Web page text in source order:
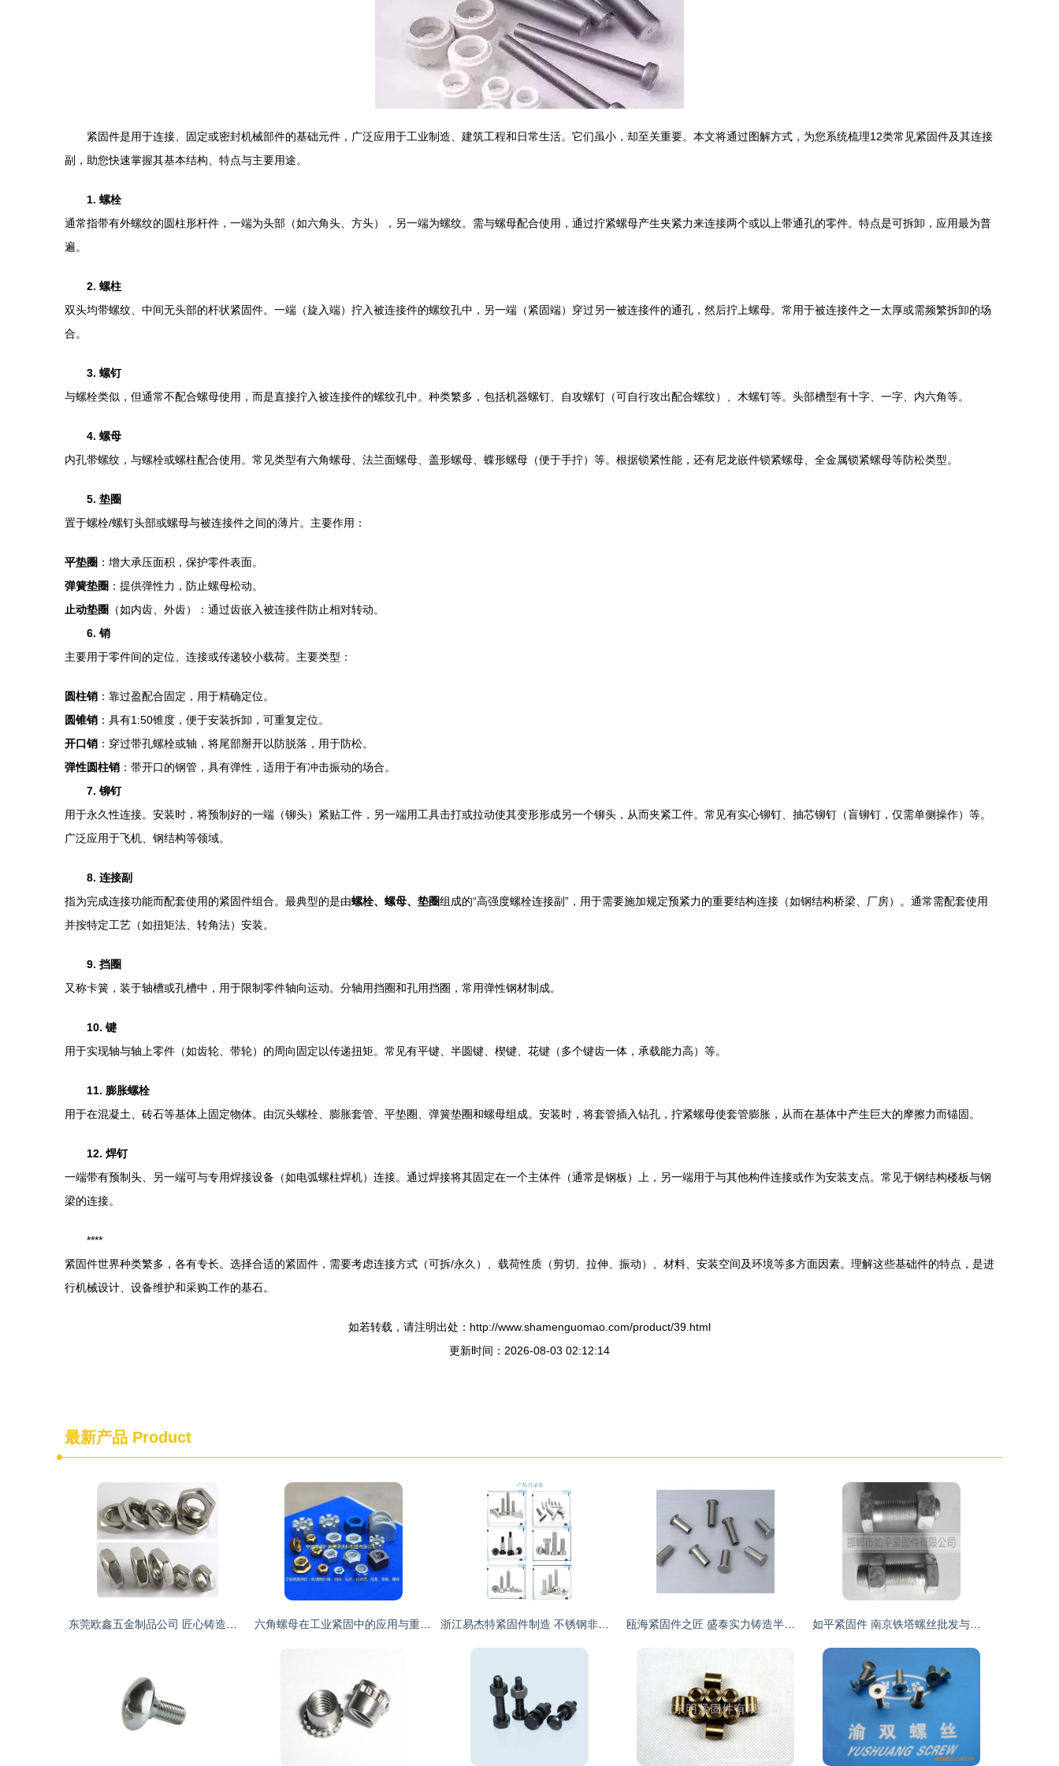
紧固件是用于连接、固定或密封机械部件的基础元件，广泛应用于工业制造、建筑工程和日常生活。它们虽小，却至关重要。本文将通过图解方式，为您系统梳理12类常见紧固件及其连接
副，助您快速掌握其基本结构、特点与主要用途。
1. 螺栓
通常指带有外螺纹的圆柱形杆件，一端为头部（如六角头、方头），另一端为螺纹。需与螺母配合使用，通过拧紧螺母产生夹紧力来连接两个或以上带通孔的零件。特点是可拆卸，应用最为普
遍。
2. 螺柱
双头均带螺纹、中间无头部的杆状紧固件。一端（旋入端）拧入被连接件的螺纹孔中，另一端（紧固端）穿过另一被连接件的通孔，然后拧上螺母。常用于被连接件之一太厚或需频繁拆卸的场
合。
3. 螺钉
与螺栓类似，但通常不配合螺母使用，而是直接拧入被连接件的螺纹孔中。种类繁多，包括机器螺钉、自攻螺钉（可自行攻出配合螺纹）、木螺钉等。头部槽型有十字、一字、内六角等。
4. 螺母
内孔带螺纹，与螺栓或螺柱配合使用。常见类型有六角螺母、法兰面螺母、盖形螺母、蝶形螺母（便于手拧）等。根据锁紧性能，还有尼龙嵌件锁紧螺母、全金属锁紧螺母等防松类型。
5. 垫圈
置于螺栓/螺钉头部或螺母与被连接件之间的薄片。主要作用：
平垫圈 ：增大承压面积，保护零件表面。
弹簧垫圈 ：提供弹性力，防止螺母松动。
止动垫圈
（如内齿、外齿）：通过齿嵌入被连接件防止相对转动。
6. 销
主要用于零件间的定位、连接或传递较小载荷。主要类型：
圆柱销 ：靠过盈配合固定，用于精确定位。
圆锥销 ：具有1:50锥度，便于安装拆卸，可重复定位。
开口销 ：穿过带孔螺栓或轴，将尾部掰开以防脱落，用于防松。
弹性圆柱销 ：带开口的钢管，具有弹性，适用于有冲击振动的场合。
7. 铆钉
用于永久性连接。安装时，将预制好的一端（铆头）紧贴工件，另一端用工具击打或拉动使其变形形成另一个铆头，从而夹紧工件。常见有实心铆钉、抽芯铆钉（盲铆钉，仅需单侧操作）等。
广泛应用于飞机、钢结构等领域。
8. 连接副
指为完成连接功能而配套使用的紧固件组合。最典型的是由螺栓、螺母、垫圈组成的“高强度螺栓连接副”，用于需要施加规定预紧力的重要结构连接（如钢结构桥梁、厂房）。通常需配套使用
并按特定工艺（如扭矩法、转角法）安装。
9. 挡圈
又称卡簧，装于轴槽或孔槽中，用于限制零件轴向运动。分轴用挡圈和孔用挡圈，常用弹性钢材制成。
10. 键
用于实现轴与轴上零件（如齿轮、带轮）的周向固定以传递扭矩。常见有平键、半圆键、楔键、花键（多个键齿一体，承载能力高）等。
11. 膨胀螺栓
用于在混凝土、砖石等基体上固定物体。由沉头螺栓、膨胀套管、平垫圈、弹簧垫圈和螺母组成。安装时，将套管插入钻孔，拧紧螺母使套管膨胀，从而在基体中产生巨大的摩擦力而锚固。
12. 焊钉
一端带有预制头、另一端可与专用焊接设备（如电弧螺柱焊机）连接。通过焊接将其固定在一个主体件（通常是钢板）上，另一端用于与其他构件连接或作为安装支点。常见于钢结构楼板与钢
梁的连接。
****
紧固件世界种类繁多，各有专长。选择合适的紧固件，需要考虑连接方式（可拆/永久）、载荷性质（剪切、拉伸、振动）、材料、安装空间及环境等多方面因素。理解这些基础件的特点，是进
行机械设计、设备维护和采购工作的基石。
如若转载，请注明出处：http://www.shamenguomao.com/product/39.html
更新时间：2026-08-03 02:12:14
最新产品 Product